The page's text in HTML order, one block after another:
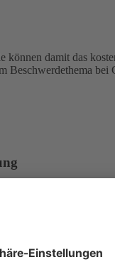
damit das
Beschwerdethema bei
Anspruch nehmen.
aus dem